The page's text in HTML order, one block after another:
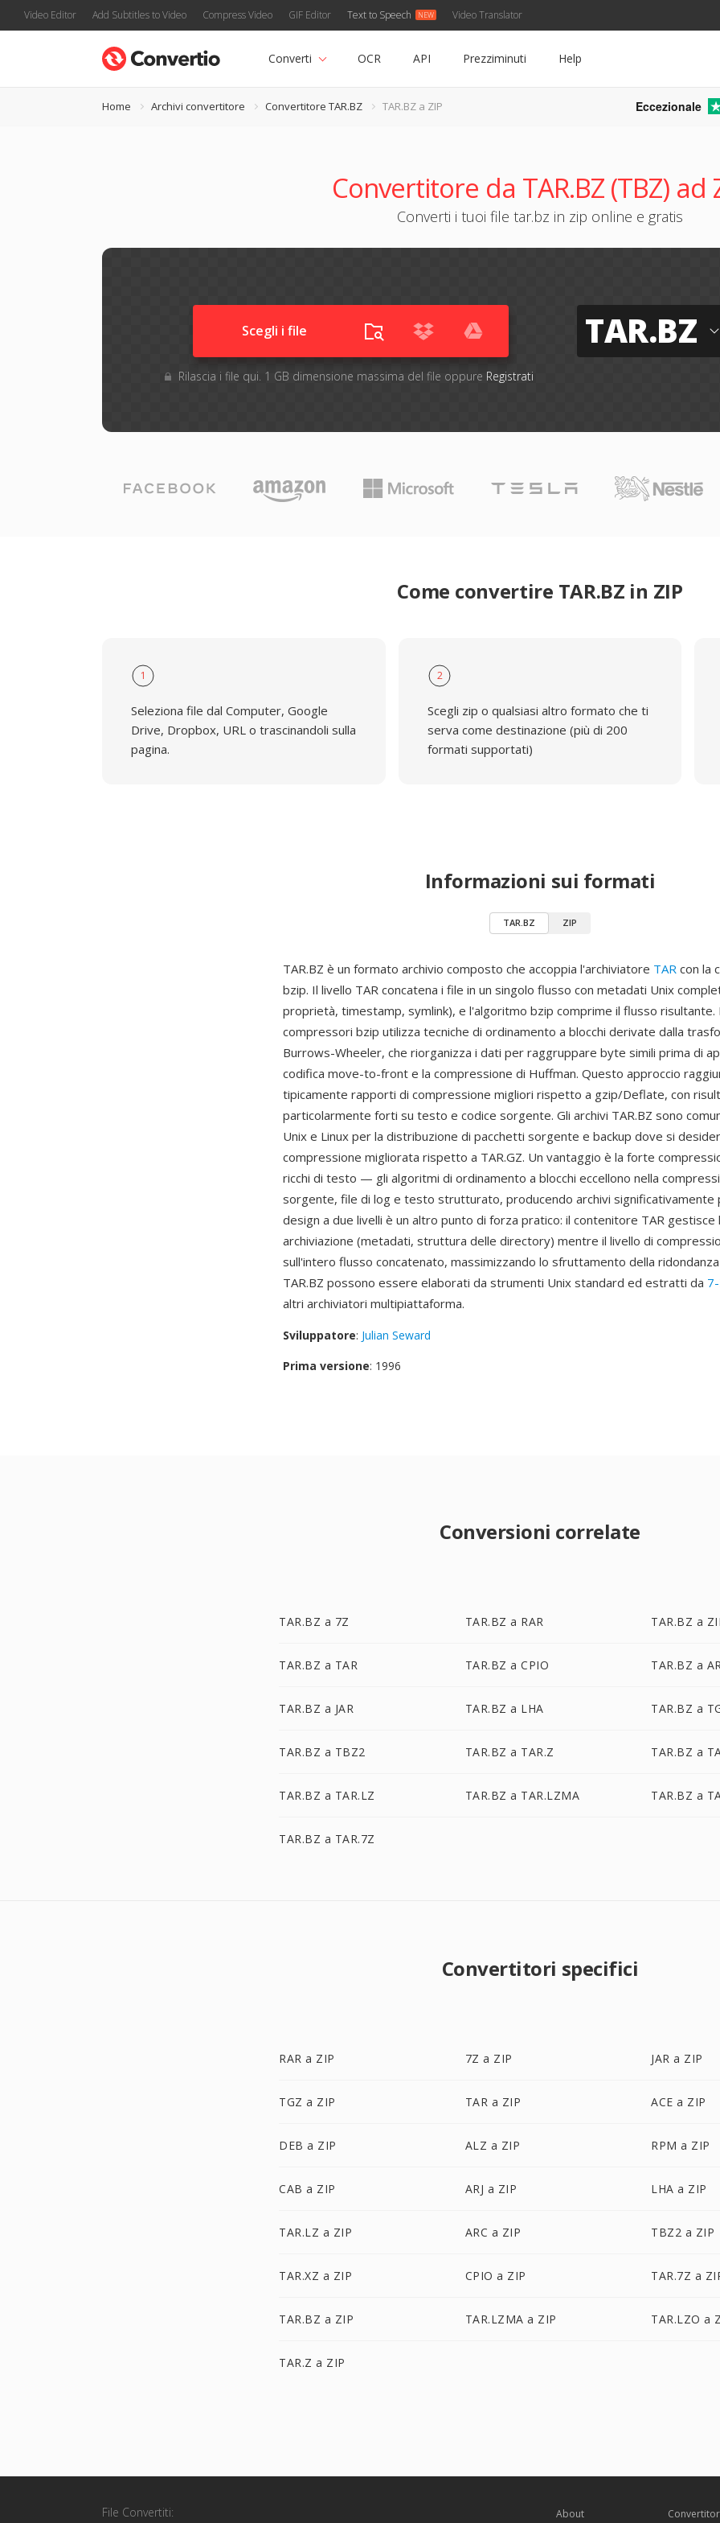
Video Editor Add Subtitles to Video Compress Video GIF Editor Text to Speech Video Translator
Converti OCR API Prezziminuti Help
Home Archivi convertitore Convertitore TAR.BZ TAR.BZ a ZIP Eccezionale
Convertitore da TAR.BZ (TBZ) ad
Converti i tuoi file tar.bz in zip online e gratis
Scegli i file
Rilascia i file qui. 1 GB dimensione massima del file oppure Registrati
TAR.BZ
Come convertire TAR.BZ in ZIP
1
Seleziona file dal Computer, Google
Drive, Dropbox, URL o trascinandoli sulla
pagina.
2
Scegli zip o qualsiasi altro formato che ti
serva come destinazione (più di 200
formati supportati)
Informazioni sui formati
TAR.BZ ZIP
TAR.BZ è un formato archivio composto che accoppia l'archiviatore TAR con la
bzip. Il livello TAR concatena i file in un singolo flusso con metadati Unix
proprietà, timestamp, symlink), e l'algoritmo bzip comprime il flusso risultante.
compressori bzip utilizza tecniche di ordinamento a blocchi derivate dalla
Burrows-Wheeler, che riorganizza i dati per raggruppare byte simili prima di
codifica move-to-front e la compressione di Huffman. Questo approccio
tipicamente rapporti di compressione migliori rispetto a gzip/Deflate, con
particolarmente forti su testo e codice sorgente. Gli archivi TAR.BZ sono
Unix e Linux per la distribuzione di pacchetti sorgente e backup dove si
compressione migliorata rispetto a TAR.GZ. Un vantaggio è la forte
ricchi di testo — gli algoritmi di ordinamento a blocchi eccellono nella
sorgente, file di log e testo strutturato, producendo archivi significativamente
design a due livelli è un altro punto di forza pratico: il contenitore TAR gestisce
archiviazione (metadati, struttura delle directory) mentre il livello di
sull'intero flusso concatenato, massimizzando lo sfruttamento della
TAR.BZ possono essere elaborati da strumenti Unix standard ed estratti da
altri archiviatori multipiattaforma.
Sviluppatore: Julian Seward
Prima versione: 1996
Conversioni correlate
TAR.BZ a 7Z TAR.BZ a RAR TAR.BZ a
TAR.BZ a TAR TAR.BZ a CPIO TAR.BZ a
TAR.BZ a JAR TAR.BZ a LHA TAR.BZ a
TAR.BZ a TBZ2 TAR.BZ a TAR.Z TAR.BZ a
TAR.BZ a TAR.LZ TAR.BZ a TAR.LZMA TAR.BZ a
TAR.BZ a TAR.7Z
Convertitori specifici
RAR a ZIP 7Z a ZIP JAR a ZIP
TGZ a ZIP TAR a ZIP ACE a ZIP
DEB a ZIP ALZ a ZIP RPM a ZIP
CAB a ZIP ARJ a ZIP LHA a ZIP
TAR.LZ a ZIP ARC a ZIP TBZ2 a ZIP
TAR.XZ a ZIP CPIO a ZIP TAR.7Z a
TAR.BZ a ZIP TAR.LZMA a ZIP TAR.LZO a
TAR.Z a ZIP
File Convertiti: About